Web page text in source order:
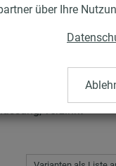
über Ihre
für die
EHS
verzinkt